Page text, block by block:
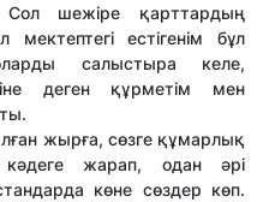
шежіре қарттардың
естігенім бұл
салыстыра келе,
деген құрметім мен
жырға, сөзге құмарлық
кәдеге жарап, одан әрі
көне сөздер көп.